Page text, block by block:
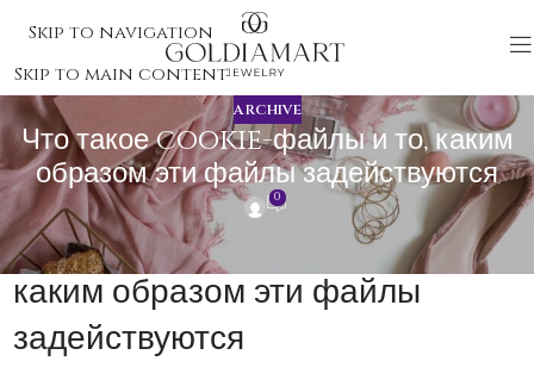
Skip to navigation
Skip to main content
ARCHIVE
Что такое cookie-файлы и то, каким
образом эти файлы задействуются
0
Что такое cookie-файлы и то,
каким образом эти файлы
задействуются